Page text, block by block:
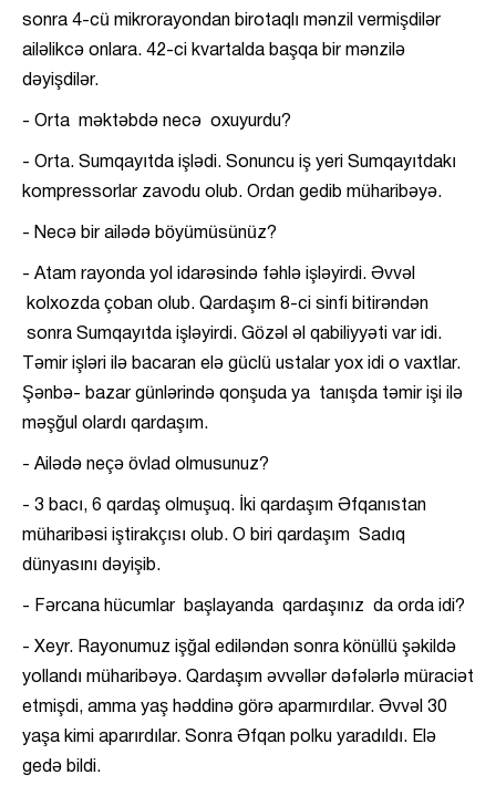
sonra 4-cü mikrorayondan birotaqlı mənzil vermişdilər
ailəlikcə onlara. 42-ci kvartalda başqa bir mənzilə
dəyişdilər.
- Orta məktəbdə necə oxuyurdu?
- Orta. Sumqayıtda işlədi. Sonuncu iş yeri Sumqayıtdakı
kompressorlar zavodu olub. Ordan gedib müharibəyə.
- Necə bir ailədə böyümüsünüz?
- Atam rayonda yol idarəsində fəhlə işləyirdi. Əvvəl
kolxozda çoban olub. Qardaşım 8-ci sinfi bitirəndən
sonra Sumqayıtda işləyirdi. Gözəl əl qabiliyyəti var idi.
Təmir işləri ilə bacaran elə güclü ustalar yox idi o vaxtlar.
Şənbə- bazar günlərində qonşuda ya tanışda təmir işi ilə
məşğul olardı qardaşım.
- Ailədə neçə övlad olmusunuz?
- 3 bacı, 6 qardaş olmuşuq. İki qardaşım Əfqanıstan
müharibəsi iştirakçısı olub. O biri qardaşım Sadıq
dünyasını dəyişib.
- Fərcana hücumlar başlayanda qardaşınız da orda idi?
- Xeyr. Rayonumuz işğal ediləndən sonra könüllü şəkildə
yollandı müharibəyə. Qardaşım əvvəllər dəfələrlə müraciət
etmişdi, amma yaş həddinə görə aparmırdılar. Əvvəl 30
yaşa kimi aparırdılar. Sonra Əfqan polku yaradıldı. Elə
gedə bildi.